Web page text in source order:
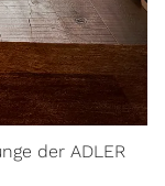
der ADLER